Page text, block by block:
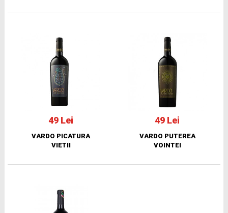
49 Lei
VARDO PICATURA
VIETII
49 Lei
VARDO PUTEREA
VOINTEI